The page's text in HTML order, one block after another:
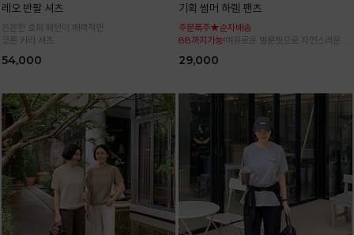
레오 반팔 셔츠
은은한 호피 패턴이 매력적인
코튼 카라 셔츠
54,000
기획 썸머 하렘 팬츠
주문폭주★순차배송
88까지가능!여유로운 벌룬핏으로 자연스러운 체
29,000